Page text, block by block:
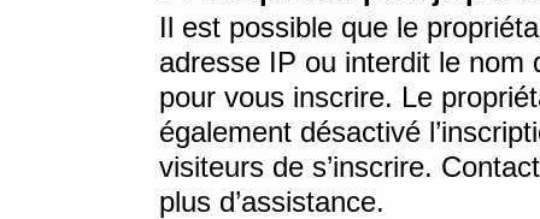
Il est possible que le
adresse IP ou interdit le nom
pour vous inscrire. Le
également désactivé
visiteurs de s’inscrire.
plus d’assistance.